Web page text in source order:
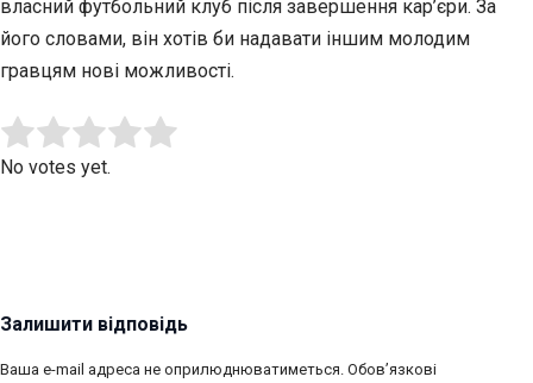
власний футбольний клуб після завершення кар’єри. За
його словами, він хотів би надавати іншим молодим
гравцям нові можливості.
Rate this item:
No votes yet.
Залишити відповідь
Ваша e-mail адреса не оприлюднюватиметься. Обов’язкові